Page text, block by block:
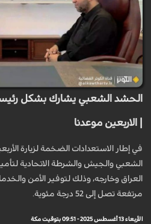
الحشد الشعبي يشارك بشكل رئيسي
| الاربعين موعدنا
في إطار الاستعدادات الضخمة لزيارة
الشعبي والجيش والشرطة الاتحادية
العراق وخارجه، وذلك لتوفير الأمن
مرتفعة تصل إلى 52 درجة مئوية.
الأربعاء 13 أغسطس 2025 - 09:51 بتوقيت مكة